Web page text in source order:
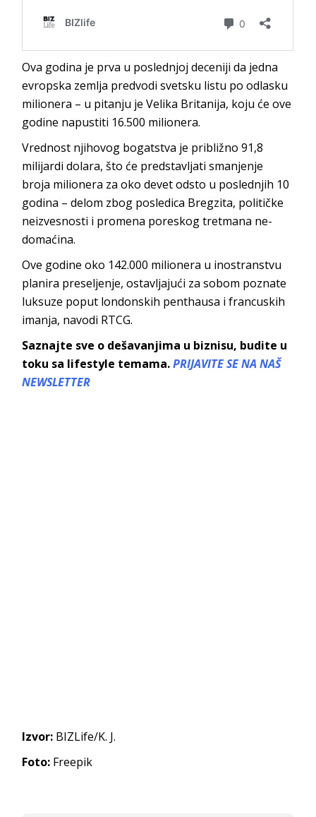
Ova godina je prva u poslednjoj deceniji da jedna
evropska zemlja predvodi svetsku listu po odlasku
milionera – u pitanju je Velika Britanija, koju će ove
godine napustiti 16.500 milionera.
Vrednost njihovog bogatstva je približno 91,8
milijardi dolara, što će predstavljati smanjenje
broja milionera za oko devet odsto u poslednjih 10
godina – delom zbog posledica Bregzita, političke
neizvesnosti i promena poreskog tretmana ne-
domaćina.
Ove godine oko 142.000 milionera u inostranstvu
planira preseljenje, ostavljajući za sobom poznate
luksuze poput londonskih penthausa i francuskih
imanja, navodi RTCG.
Saznajte sve o dešavanjima u biznisu, budite u
toku sa lifestyle temama.PRIJAVITE SE NA NAŠ
NEWSLETTER
Izvor: BIZLife/K. J.
Foto: Freepik